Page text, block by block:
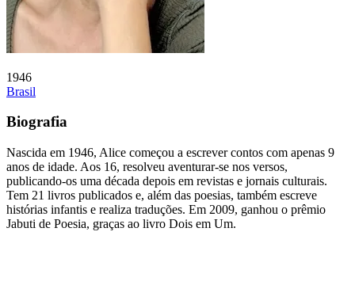
1946
Brasil
Biografia
Nascida em 1946, Alice começou a escrever contos com apenas 9
anos de idade. Aos 16, resolveu aventurar-se nos versos,
publicando-os uma década depois em revistas e jornais culturais.
Tem 21 livros publicados e, além das poesias, também escreve
histórias infantis e realiza traduções. Em 2009, ganhou o prêmio
Jabuti de Poesia, graças ao livro Dois em Um.